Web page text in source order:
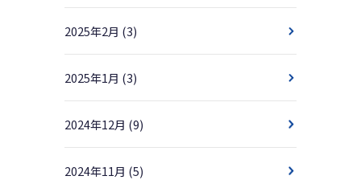
2025年2月 (3)
2025年1月 (3)
2024年12月 (9)
2024年11月 (5)